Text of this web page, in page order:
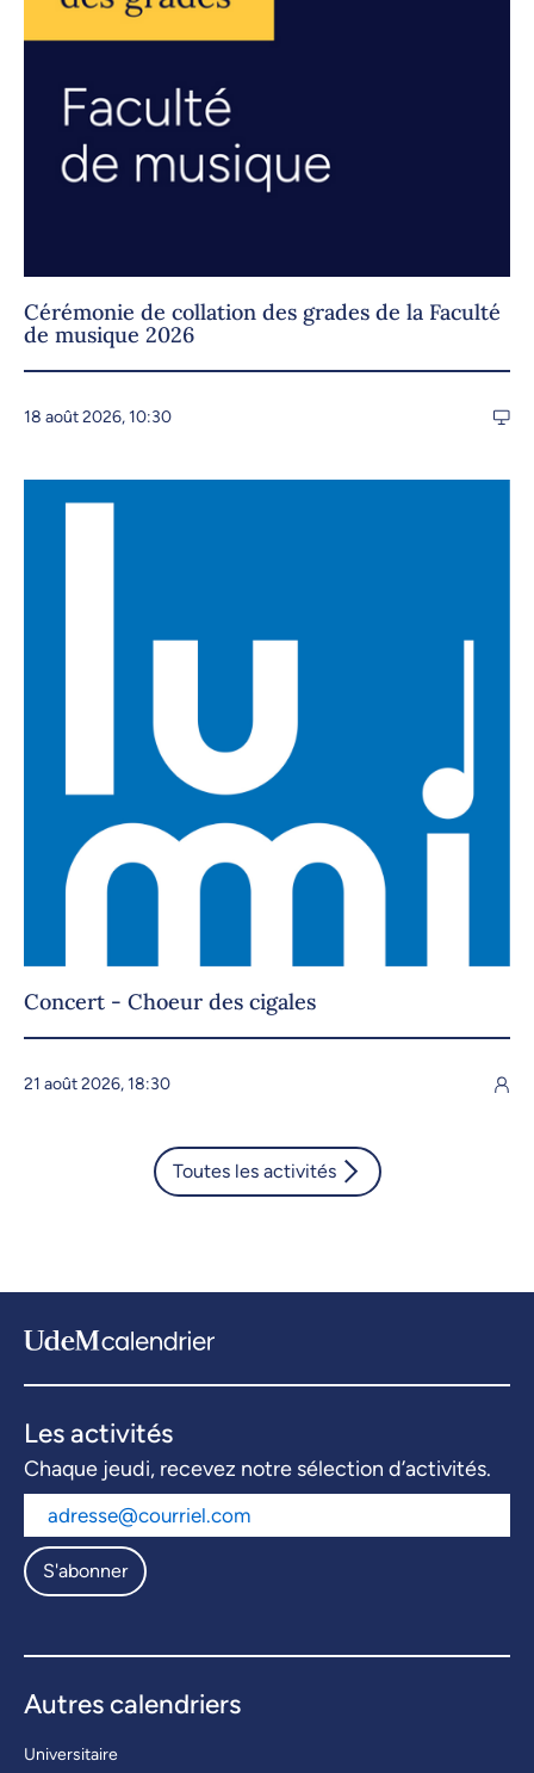
Cérémonie de collation des grades de la Faculté
de musique 2026
18 août 2026, 10:30
Concert - Choeur des cigales
21 août 2026, 18:30
Toutes les activités
Les activités
Chaque jeudi, recevez notre sélection d’activités.
S'abonner
Autres calendriers
Universitaire